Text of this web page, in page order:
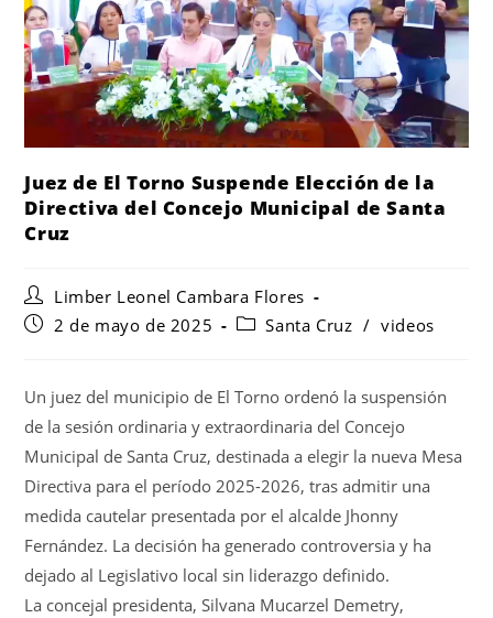
Juez de El Torno Suspende Elección de la
Directiva del Concejo Municipal de Santa
Cruz
Limber Leonel Cambara Flores
2 de mayo de 2025
Santa Cruz / videos
Un juez del municipio de El Torno ordenó la suspensión
de la sesión ordinaria y extraordinaria del Concejo
Municipal de Santa Cruz, destinada a elegir la nueva Mesa
Directiva para el período 2025-2026, tras admitir una
medida cautelar presentada por el alcalde Jhonny
Fernández. La decisión ha generado controversia y ha
dejado al Legislativo local sin liderazgo definido.
La concejal presidenta, Silvana Mucarzel Demetry,